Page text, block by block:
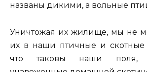
названы дикими, а вольные
Уничтожая их жилище, мы не
их в наши птичные и скотные
что таковы наши поля,